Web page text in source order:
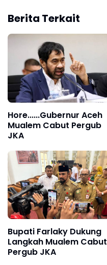
Berita Terkait
Hore......Gubernur Aceh
Mualem Cabut Pergub
JKA
Bupati Farlaky Dukung
Langkah Mualem Cabut
Pergub JKA